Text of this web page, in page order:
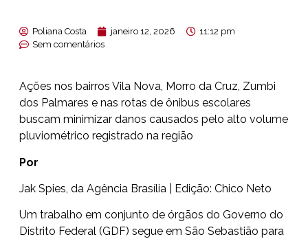
Poliana Costa janeiro 12, 2026
11:12 pm
Sem comentários
Ações nos bairros Vila Nova, Morro da Cruz, Zumbi
dos Palmares e nas rotas de ônibus escolares
buscam minimizar danos causados pelo alto volume
pluviométrico registrado na região
Por
Jak Spies, da Agência Brasília | Edição: Chico Neto
Um trabalho em conjunto de órgãos do Governo do
Distrito Federal (GDF) segue em São Sebastião para